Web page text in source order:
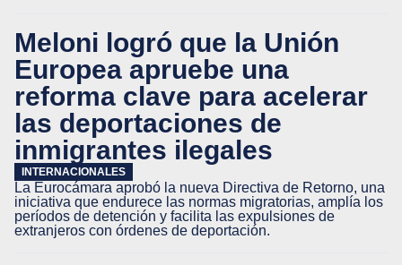
Meloni logró que la Unión
Europea apruebe una
reforma clave para acelerar
las deportaciones de
inmigrantes ilegales
INTERNACIONALES
La Eurocámara aprobó la nueva Directiva de Retorno, una
iniciativa que endurece las normas migratorias, amplía los
períodos de detención y facilita las expulsiones de
extranjeros con órdenes de deportación.